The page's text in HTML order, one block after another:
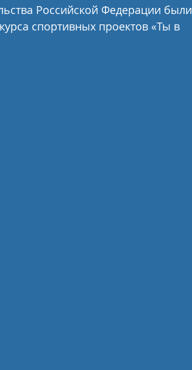
Российской Федерации были
спортивных проектов «Ты в